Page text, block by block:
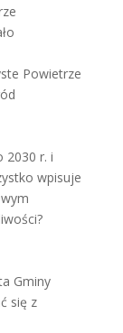
Powietrze
2030 r. i
wpisuje
Gminy
się z